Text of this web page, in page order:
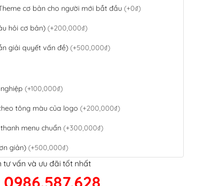
cơ bản cho người mới bắt đầu (+0₫)
hỏi cơ bản) (+200,000₫)
giải quyết vấn đề) (+500,000₫)
(+100,000₫)
tông màu của logo (+200,000₫)
menu chuẩn (+300,000₫)
giản) (+500,000₫)
ngân hàng(+100,000₫)
tư vấn và ưu đãi tốt nhất